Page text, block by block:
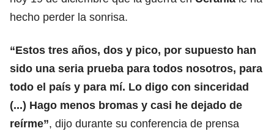
hecho perder la sonrisa.
“Estos tres años, dos y pico, por supuesto han
sido una seria prueba para todos nosotros, para
todo el país y para mí. Lo digo con sinceridad
(...) Hago menos bromas y casi he dejado de
reírme”, dijo durante su conferencia de prensa